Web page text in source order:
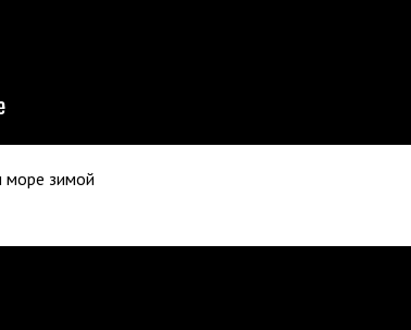
море зимой